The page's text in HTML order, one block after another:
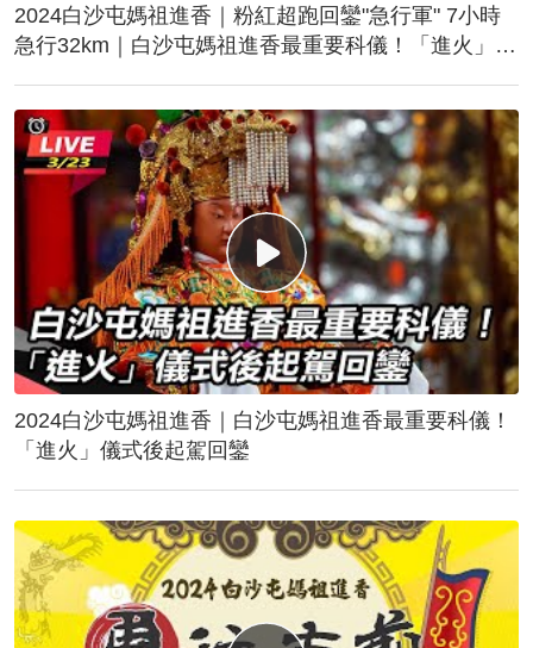
2024白沙屯媽祖進香｜粉紅超跑回鑾"急行軍" 7小時
急行32km｜白沙屯媽祖進香最重要科儀！「進火」儀
2024白沙屯媽祖進香｜白沙屯媽祖進香最重要科儀！
「進火」儀式後起駕回鑾